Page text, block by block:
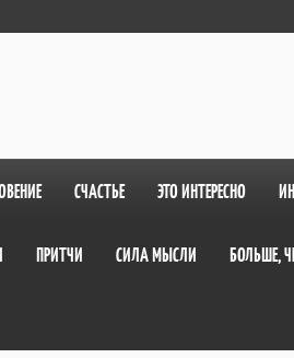
СЧАСТЬЕ ЭТО ИНТЕРЕСНО
ПРИТЧИ СИЛА МЫСЛИ БОЛЬШЕ,